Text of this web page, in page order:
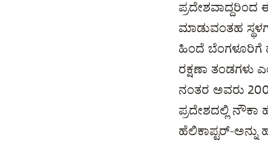
ಮಾಡುವಂತಹ
ಹಿಂದೆ ಬೆಂಗಳೂರಿಗೆ
ರಕ್ಷಣಾ ತಂಡಗಳು
ನಂತರ ಅವರು
ಪ್ರದೇಶದಲ್ಲಿ ನೌಕಾ
ಹೆಲಿಕಾಪ್ಟರ್-ಅನ್ನು